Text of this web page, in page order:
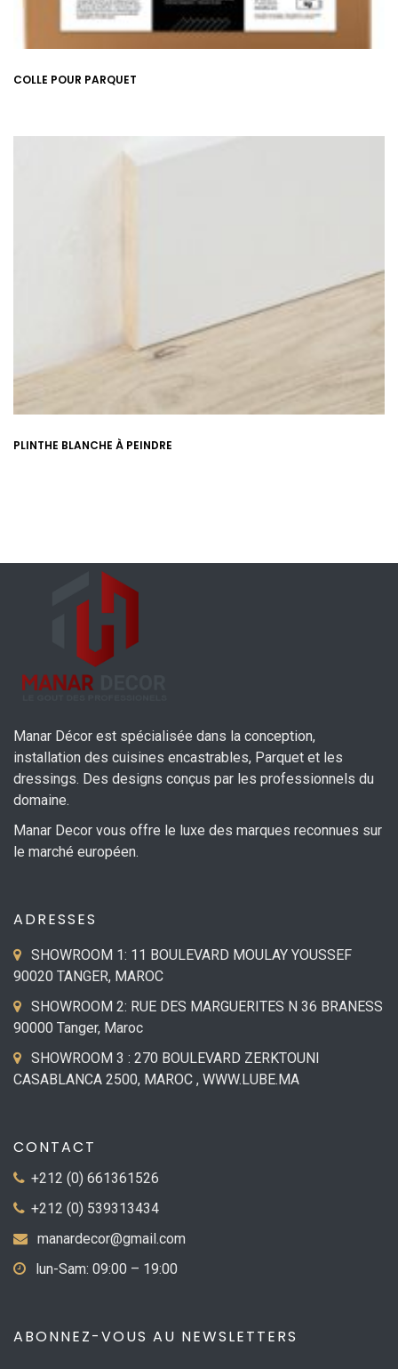
COLLE POUR PARQUET
PLINTHE BLANCHE À PEINDRE
Manar Décor est spécialisée dans la conception,
installation des cuisines encastrables, Parquet et les
dressings. Des designs conçus par les professionnels du
domaine.
Manar Decor vous offre le luxe des marques reconnues sur
le marché européen.
ADRESSES
SHOWROOM 1: 11 BOULEVARD MOULAY YOUSSEF
90020 TANGER, MAROC
SHOWROOM 2: RUE DES MARGUERITES N 36 BRANESS
90000 Tanger, Maroc
SHOWROOM 3 : 270 BOULEVARD ZERKTOUNI
CASABLANCA 2500, MAROC , WWW.LUBE.MA
CONTACT
+212 (0) 661361526
+212 (0) 539313434
manardecor@gmail.com
lun-Sam: 09:00 – 19:00
ABONNEZ-VOUS AU NEWSLETTERS